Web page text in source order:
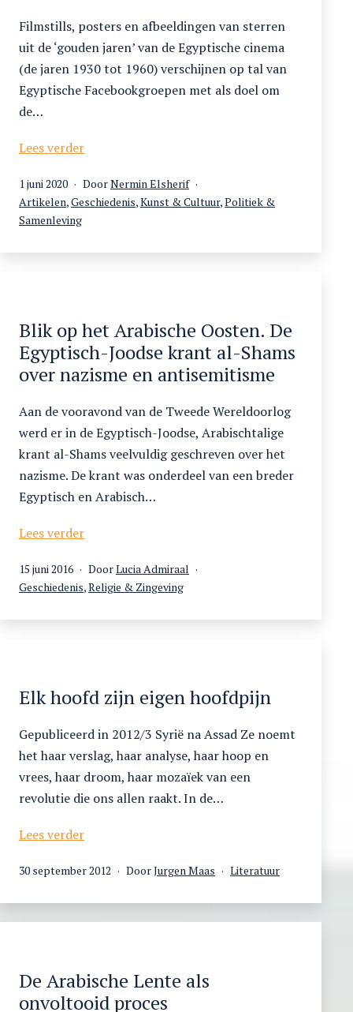
Filmstills, posters en afbeeldingen van sterren
uit de ‘gouden jaren’ van de Egyptische cinema
(de jaren 1930 tot 1960) verschijnen op tal van
Egyptische Facebookgroepen met als doel om
de…
Lees verderTussen
en
ta’iba.
van
de
Egyptische
vrouw
Gepubliceerd
op
1 juni 2020 DoorNermin Elsherif
Gecategoriseerd
als
Artikelen,Geschiedenis,Kunst & Cultuur,Politiek &
Samenleving
Blik op het Arabische Oosten. De
Egyptisch-Joodse krant al-Shams
over nazisme en antisemitisme
Aan de vooravond van de Tweede Wereldoorlog
werd er in de Egyptisch-Joodse, Arabischtalige
krant al-Shams veelvuldig geschreven over het
nazisme. De krant was onderdeel van een breder
Egyptisch en Arabisch…
Lees verderBlik
het
Arabische
krant
al-
Shams
over
nazisme
antisemitisme
Gepubliceerd
op
15 juni 2016 DoorLucia Admiraal
Gecategoriseerd
Geschiedenis,Religie & Zingeving
Elk hoofd zijn eigen hoofdpijn
Gepubliceerd in 2012/3 Syrië na Assad Ze noemt
het haar verslag, haar analyse, haar hoop en
vrees, haar droom, haar mozaïek van een
revolutie die ons allen raakt. In de…
Lees verderElk
zijn
Gepubliceerd
30 september 2012 DoorJurgen Maas
Gecategoriseerd
Literatuur
De Arabische Lente als
onvoltooid proces